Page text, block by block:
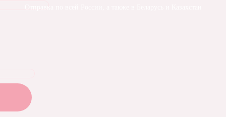
Отправка по всей России, а также в Беларусь и Казахстан